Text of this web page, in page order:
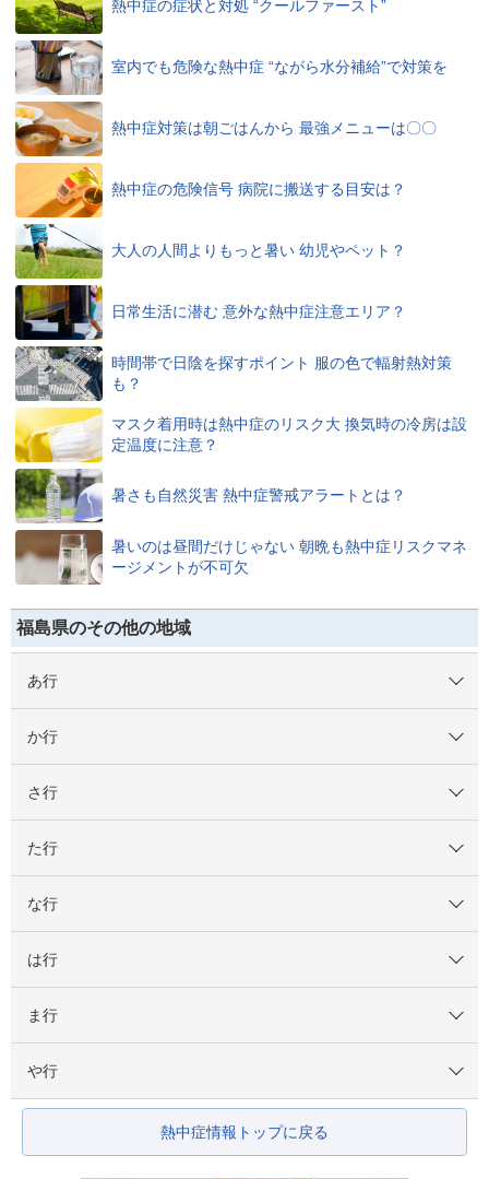
熱中症の症状と対処 “クールファースト”
室内でも危険な熱中症 “ながら水分補給”で対策を
熱中症対策は朝ごはんから 最強メニューは〇〇
熱中症の危険信号 病院に搬送する目安は？
大人の人間よりもっと暑い 幼児やペット？
日常生活に潜む 意外な熱中症注意エリア？
時間帯で日陰を探すポイント 服の色で輻射熱対策
も？
マスク着用時は熱中症のリスク大 換気時の冷房は設
定温度に注意？
暑さも自然災害 熱中症警戒アラートとは？
暑いのは昼間だけじゃない 朝晩も熱中症リスクマネ
ージメントが不可欠
福島県のその他の地域
あ行
か行
さ行
た行
な行
は行
ま行
や行
熱中症情報トップに戻る